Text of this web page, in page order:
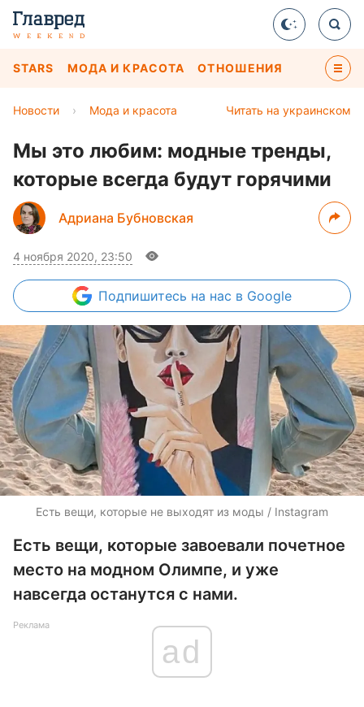
STARS МОДА И КРАСОТА ОТНОШЕНИЯ
Читать на украинском
Новости › Мода и красота
Мы это любим: модные тренды,
которые всегда будут горячими
Адриана Бубновская
4 ноября 2020, 23:50
Подпишитесь на нас в Google
Есть вещи, которые не выходят из моды / Instagram
Есть вещи, которые завоевали почетное
место на модном Олимпе, и уже
навсегда останутся с нами.
Реклама
ad